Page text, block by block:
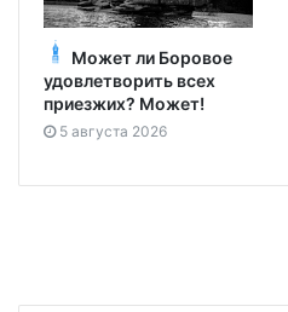
Может ли Боровое
удовлетворить всех
приезжих? Может!
5 августа 2026